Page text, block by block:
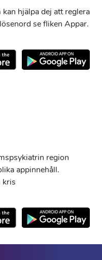
hjälpa dej att reglera
se fliken Appar.
region
appinnehåll.
kris